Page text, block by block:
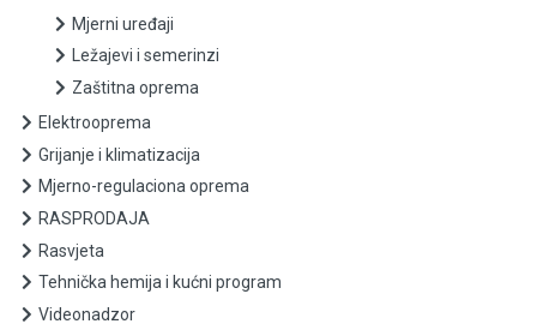
Listovi ubodnih i sabljastih pila
Ostali pribor
Pribor i oprema za gravirke
Pribor i oprema za zavarivanje
Setovi raznog pribora
Mjerni uređaji
Ležajevi i semerinzi
Zaštitna oprema
Elektrooprema
Grijanje i klimatizacija
Mjerno-regulaciona oprema
RASPRODAJA
Rasvjeta
Tehnička hemija i kućni program
Videonadzor